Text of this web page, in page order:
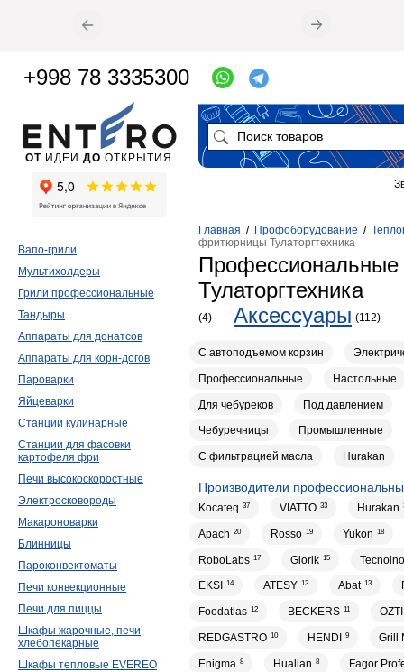
Главная / Профоборудование /
фритюрницы Тулаторгтехника
Тулаторгтехника
(4) Аксессуары (112)
С автоподъемом корзин
Профессиональные Настольные
Для чебуреков Под давлением
Чебуречницы Промышленные
С фильтрацией масла Hurakan
Производители
Kocateq 37 VIATTO 33 Hurakan
Apach 20 Rosso 19 Yukon 18
RoboLabs 17 Giorik 15
EKSI 14 ATESY 13 Abat 13
Foodatlas 12 BECKERS 11 OZTI
REDGASTRO 10 HENDI 9 Grill
Enigma 8 Hualian 8 Fagor
Вапо-грили
Мультихолдеры
Грили профессиональные
Тандыры
Аппараты для донатсов
Аппараты для корн-догов
Пароварки
Яйцеварки
Станции кулинарные
Станции для фасовки
картофеля фри
Печи высокоскоростные
Электросковороды
Макароноварки
Блинницы
Пароконвектоматы
Печи конвекционные
Печи для пиццы
Шкафы жарочные, печи
хлебопекарные
Шкафы тепловые EVEREO
ОТ ИДЕИ ДО ОТКРЫТИЯ
+998 78 3335300